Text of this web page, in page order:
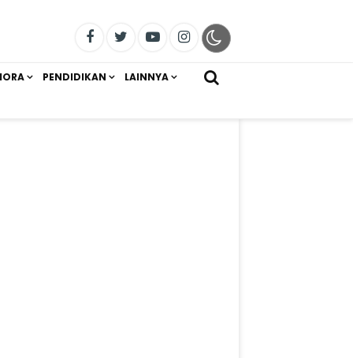
PENDIDIKAN LAINNYA